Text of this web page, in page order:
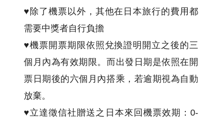
♥除了機票以外，其他在日本旅行的費用都
需要中獎者自行負擔
♥機票開票期限依照兌換證明開立之後的三
個月內為有效期限。而出發日期是依照在開
票日期後的六個月內搭乘，若逾期視為自動
放棄。
♥立達徵信社贈送之日本來回機票效期：0-